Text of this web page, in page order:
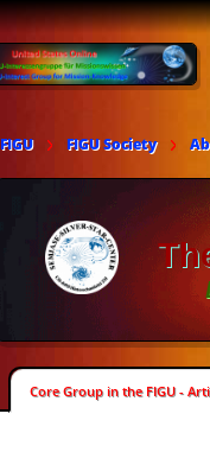
FIGU FIGU Society
Core Group in the FIGU -